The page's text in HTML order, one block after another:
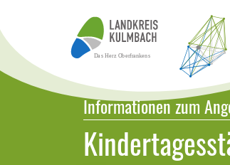
Bildungsatlas Landkreis Kulmbach
Informationen zum